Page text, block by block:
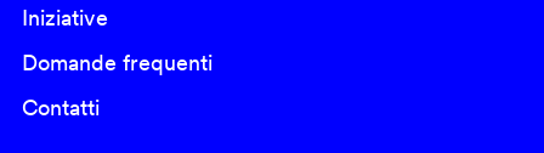
Iniziative
Domande frequenti
Contatti